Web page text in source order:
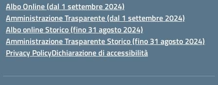
Albo Online (dal 1 settembre 2024)
Amministrazione Trasparente (dal 1 settembre 2024)
Albo online Storico (fino 31 agosto 2024)
Amministrazione Trasparente Storico (fino 31 agosto 2024)
Privacy PolicyDichiarazione di accessibilità